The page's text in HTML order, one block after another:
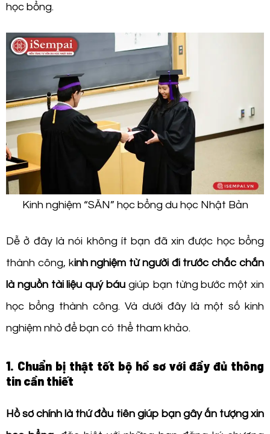
học bổng.
Kinh nghiệm “SĂN” học bổng du học Nhật Bản
Dễ ở đây là nói không ít bạn đã xin được học bổng
thành công, kinh nghiệm từ người đi trước chắc chắn
là nguồn tài liệu quý báu giúp bạn từng bước một xin
học bổng thành công. Và dưới đây là một số kinh
nghiệm nhỏ để bạn có thể tham khảo.
1. Chuẩn bị thật tốt bộ hồ sơ với đầy đủ thông
tin cần thiết
Hồ sơ chính là thứ đầu tiên giúp bạn gây ấn tượng xin